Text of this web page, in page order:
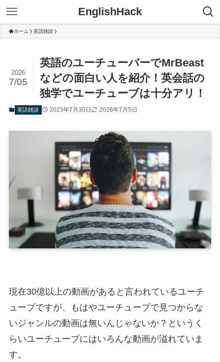
EnglishHack
ホーム 英語雑談
英語のユーチューバーでMrBeast
などの面白い人を紹介！英会話の
独学でユーチューブは十分アリ！
2026
7/05
英語雑談 2023年7月30日 2026年7月5日
現在30億以上の動画があると言われているユーチ
ューブですが、もはやユーチューブで見つからな
いジャンルの動画は無いんじゃないか？というく
らいユーチューブにはいろんな動画が溢れていま
す。